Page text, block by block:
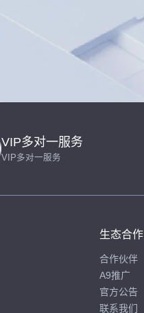
VIP多对一服务
VIP多对一服务
生态合作
合作伙伴
A9推广
官方公告
联系我们